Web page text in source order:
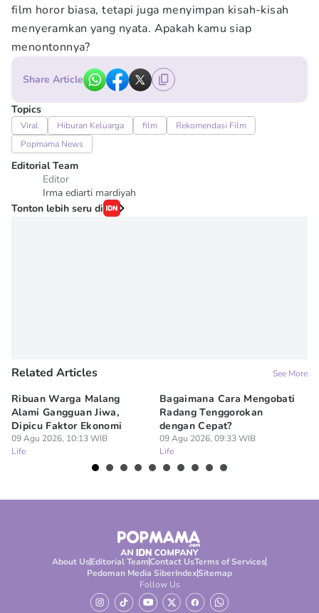
film horor biasa, tetapi juga menyimpan kisah-kisah
menyeramkan yang nyata. Apakah kamu siap
menontonnya?
Share Article
Topics
Viral Hiburan Keluarga film
Rekomendasi Film
Popmama News
Editorial Team
Editor
Irma ediarti mardiyah
Tonton lebih seru di
Related Articles See More
Ribuan Warga Malang
Alami Gangguan Jiwa,
Dipicu Faktor Ekonomi
09 Agu 2026, 10:13 WIB
Life
Bagaimana Cara Mengobati
Radang Tenggorokan
dengan Cepat?
09 Agu 2026, 09:33 WIB
Life
About UsEditorial TeamContact UsTerms of Services
Pedoman Media SiberIndexSitemap
Follow Us